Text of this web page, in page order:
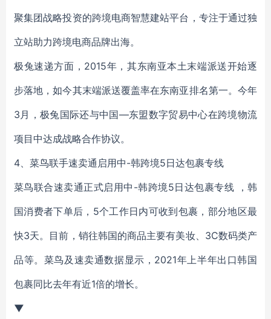
聚集团战略投资的跨境电商智慧建站平台，专注于通过独
立站助力跨境电商品牌出海。
极兔速递方面，2015年，其东南亚本土末端派送开始逐
步落地，如今其末端派送覆盖率在东南亚排名第一。今年
3月，极兔国际还与中国—东盟数字贸易中心在跨境物流
项目中达成战略合作协议。
4、菜鸟联手速卖通启用中-韩跨境5日达包裹专线
菜鸟联合速卖通正式启用中-韩跨境5日达包裹专线 ，韩
国消费者下单后，5个工作日内可收到包裹，部分地区最
快3天。目前，销往韩国的商品主要有美妆、3C数码类产
品等。菜鸟及速卖通数据显示，2021年上半年出口韩国
包裹同比去年有近1倍的增长。
▼